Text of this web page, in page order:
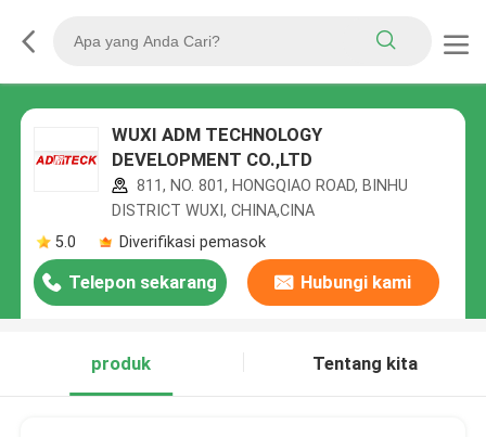
WUXI ADM TECHNOLOGY
DEVELOPMENT CO.,LTD
811, NO. 801, HONGQIAO ROAD, BINHU
DISTRICT WUXI, CHINA,CINA
5.0
Diverifikasi pemasok
Telepon sekarang Hubungi kami
produk Tentang kita